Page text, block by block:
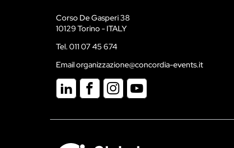
Corso De Gasperi 38
10129 Torino - ITALY
Tel. 011 07 45 674
Email organizzazione@concordia-events.it